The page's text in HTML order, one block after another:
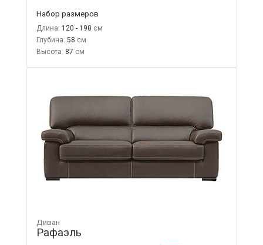
Набор размеров
Длина: 120 - 190
Глубина: 58
Высота: 87
Диван
Рафаэль